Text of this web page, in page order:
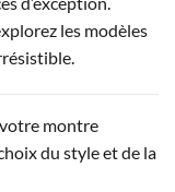
les modèles
montre
du style et de la